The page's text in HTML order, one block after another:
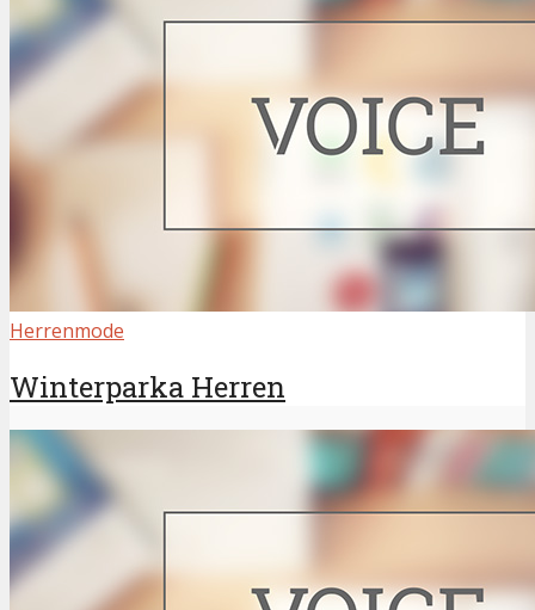
Herrenmode
Winterparka Herren